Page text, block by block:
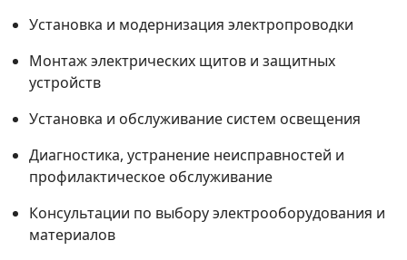
Установка и модернизация электропроводки
Монтаж электрических щитов и защитных
устройств
Установка и обслуживание систем освещения
Диагностика, устранение неисправностей и
профилактическое обслуживание
Консультации по выбору электрооборудования и
материалов